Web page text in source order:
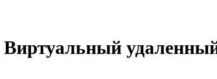
Виртуальный